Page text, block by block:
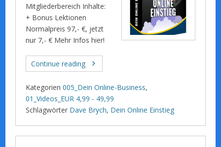
Mitgliederbereich Inhalte:
+ Bonus Lektionen
Normalpreis 97,- €, jetzt
nur 7,- € Mehr Infos hier!
Continue reading
Kategorien 005_Dein Online-Business,
01_Videos_EUR 4,99 - 49,99
Schlagwörter Dave Brych, Dein Online Einstieg